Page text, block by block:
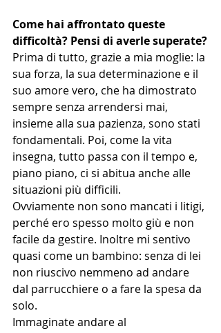
Come hai affrontato queste
difficoltà? Pensi di averle superate?
Prima di tutto, grazie a mia moglie: la
sua forza, la sua determinazione e il
suo amore vero, che ha dimostrato
sempre senza arrendersi mai,
insieme alla sua pazienza, sono stati
fondamentali. Poi, come la vita
insegna, tutto passa con il tempo e,
piano piano, ci si abitua anche alle
situazioni più difficili.
Ovviamente non sono mancati i litigi,
perché ero spesso molto giù e non
facile da gestire. Inoltre mi sentivo
quasi come un bambino: senza di lei
non riuscivo nemmeno ad andare
dal parrucchiere o a fare la spesa da
solo.
Immaginate andare al